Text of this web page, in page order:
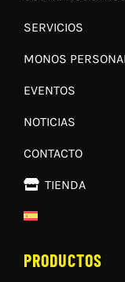
SERVICIOS
MONOS
EVENTOS
NOTICIAS
CONTACTO
TIENDA
PRODUCTOS